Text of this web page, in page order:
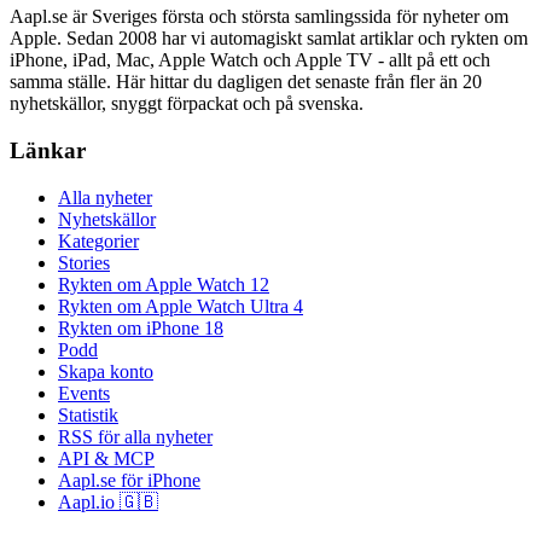
Aapl.se är Sveriges första och största samlingssida för nyheter om
Apple. Sedan 2008 har vi automagiskt samlat artiklar och rykten om
iPhone, iPad, Mac, Apple Watch och Apple TV - allt på ett och
samma ställe. Här hittar du dagligen det senaste från fler än 20
nyhetskällor, snyggt förpackat och på svenska.
Länkar
Alla nyheter
Nyhetskällor
Kategorier
Stories
Rykten om Apple Watch 12
Rykten om Apple Watch Ultra 4
Rykten om iPhone 18
Podd
Skapa konto
Events
Statistik
RSS för alla nyheter
API & MCP
Aapl.se för iPhone
Aapl.io 🇬🇧